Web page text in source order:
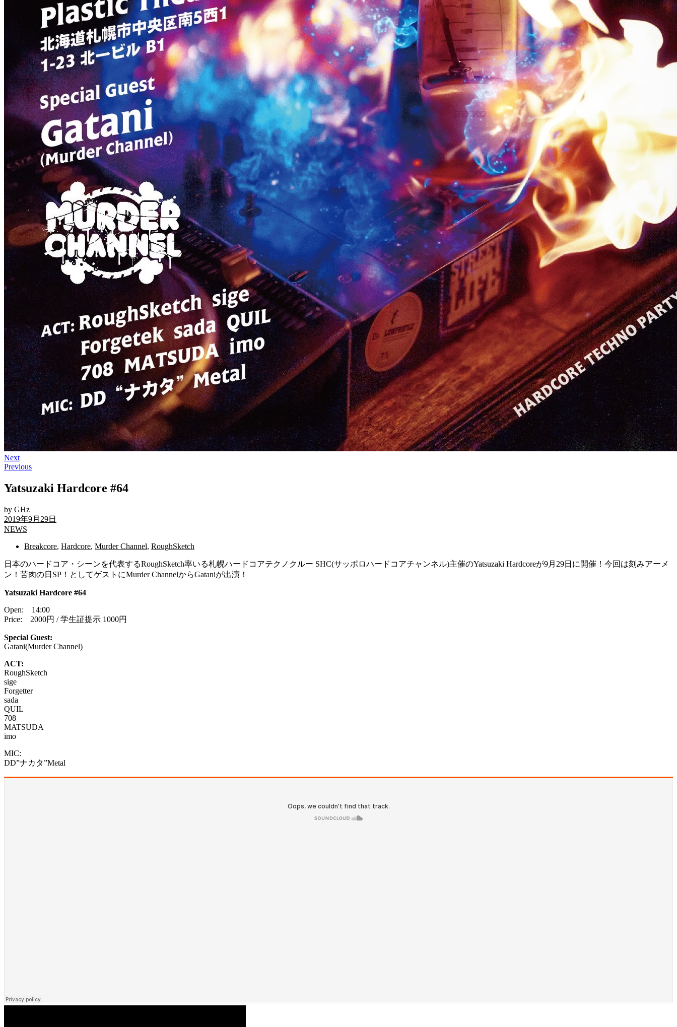
Next
Previous
Yatsuzaki Hardcore #64
by GHz
2019年9月29日
NEWS
Breakcore, Hardcore, Murder Channel, RoughSketch
日本のハードコア・シーンを代表するRoughSketch率いる札幌ハードコアテクノクルー SHC(サッポロハードコアチャンネル)主催のYatsuzaki Hardcoreが9月29日に開催！今回は刻みアーメ
ン！苦肉の日SP！としてゲストにMurder ChannelからGataniが出演！
Yatsuzaki Hardcore #64
Open: 14:00
Price: 2000円 / 学生証提示 1000円
Special Guest:
Gatani(Murder Channel)
ACT:
RoughSketch
sige
Forgetter
sada
QUIL
708
MATSUDA
imo
MIC:
DD”ナカタ”Metal